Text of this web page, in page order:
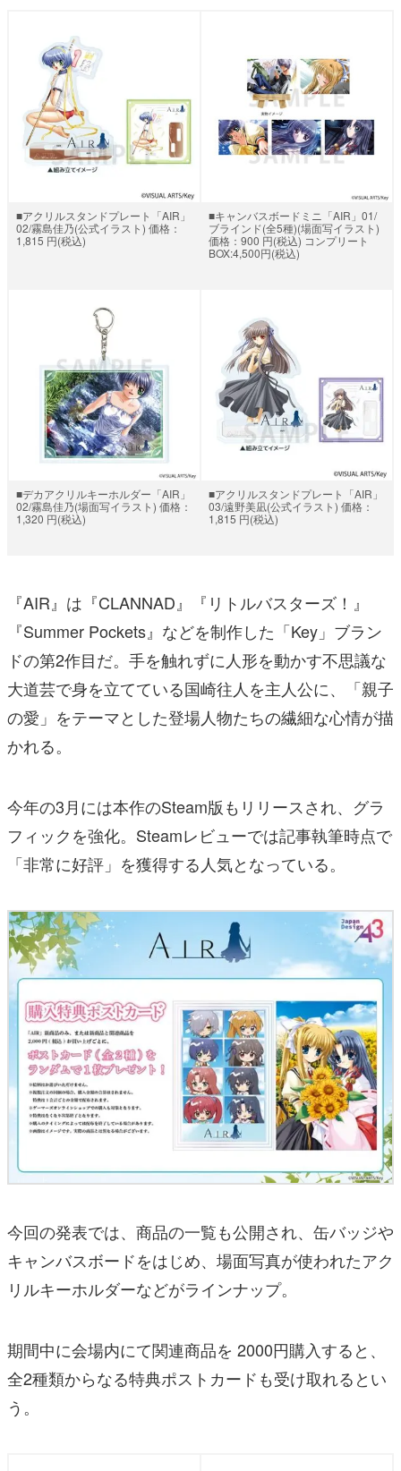
■アクリルスタンドプレート「AIR」
02/霧島佳乃(公式イラスト) 価格：
1,815 円(税込)
■キャンバスボードミニ「AIR」01/
ブラインド(全5種)(場面写イラスト)
価格：900 円(税込) コンプリート
BOX:4,500円(税込)
■デカアクリルキーホルダー「AIR」
02/霧島佳乃(場面写イラスト) 価格：
1,320 円(税込)
■アクリルスタンドプレート「AIR」
03/遠野美凪(公式イラスト) 価格：
1,815 円(税込)
『AIR』は『CLANNAD』『リトルバスターズ！』
『Summer Pockets』などを制作した「Key」ブラン
ドの第2作目だ。手を触れずに人形を動かす不思議な
大道芸で身を立てている国崎往人を主人公に、「親子
の愛」をテーマとした登場人物たちの繊細な心情が描
かれる。
今年の3月には本作のSteam版もリリースされ、グラ
フィックを強化。Steamレビューでは記事執筆時点で
「非常に好評」を獲得する人気となっている。
今回の発表では、商品の一覧も公開され、缶バッジや
キャンバスボードをはじめ、場面写真が使われたアク
リルキーホルダーなどがラインナップ。
期間中に会場内にて関連商品を 2000円購入すると、
全2種類からなる特典ポストカードも受け取れるとい
う。